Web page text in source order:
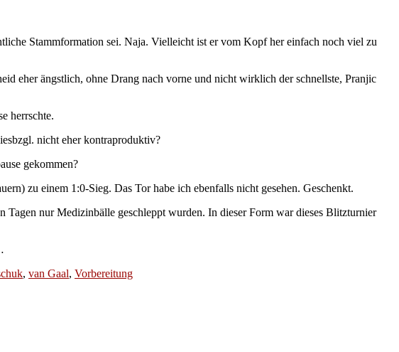
Stammformation sei. Naja. Vielleicht ist er vom Kopf her einfach noch viel zu
eher ängstlich, ohne Drang nach vorne und nicht wirklich der schnellste, Pranjic
herrschte.
nicht eher kontraproduktiv?
gekommen?
zu einem 1:0-Sieg. Das Tor habe ich ebenfalls nicht gesehen. Geschenkt.
nur Medizinbälle geschleppt wurden. In dieser Form war dieses Blitzturnier
, van Gaal, Vorbereitung